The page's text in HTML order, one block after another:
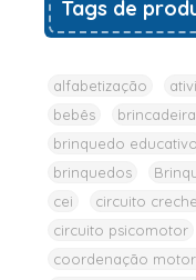
Tags de
alfabetização
bebês
brinquedo educativo
brinquedos
cei
circuito creche
circuito psicomotor
coordenação